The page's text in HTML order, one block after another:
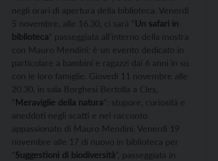
negli orari di apertura della biblioteca. Venerdì
5 novembre, alle 16.30, ci sarà “Un safari in
biblioteca” passeggiata all’interno della mostra
con Mauro Mendini: è un evento dedicato in
particolare a bambini e ragazzi dai 6 anni in su
con le loro famiglie. Giovedì 11 novembre alle
20.30, in sala Borghesi Bertolla a Cles,
“Meraviglie della natura”: stupore, curiosità e
aneddoti negli scatti e nel racconto
appassionato di Mauro Mendini. Venerdì 19
novembre alle 17 di nuovo in biblioteca per
“Suggestioni di biodiversità”, passeggiata in